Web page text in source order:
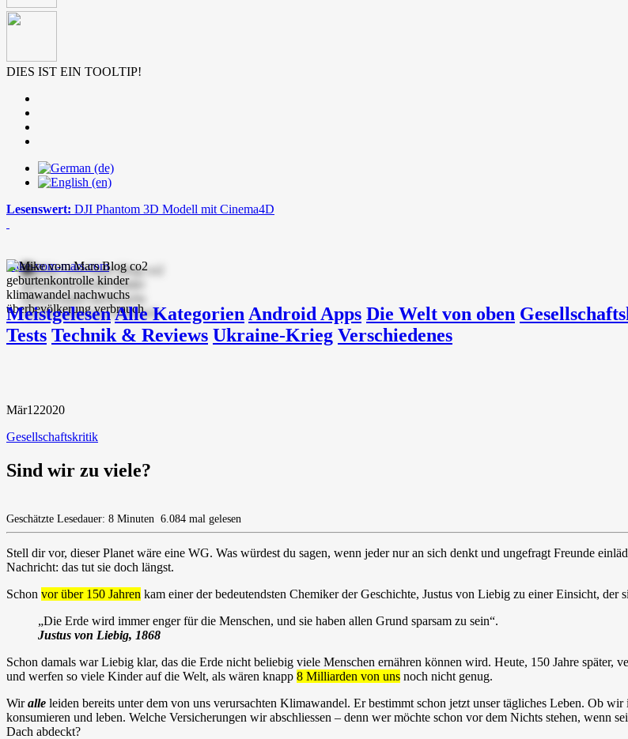
DIES IST EIN TOOLTIP!
Lesenswert: DJI Phantom 3D Modell mit Cinema4D
mike-vom-mars.com
MeistgelesenAlle Kategorien Android Apps Die Welt von oben
Tests Technik & Reviews Ukraine-Krieg Verschiedenes
Mär122020
Gesellschaftskritik
Sind wir zu viele?
Geschätzte Lesedauer: 8 Minuten 6.084 mal gelesen
Stell dir vor, dieser Planet wäre eine WG. Was würdest du sagen, wenn jeder nur an sich denkt und ungefragt Freunde
Nachricht: das tut sie doch längst.
Schon vor über 150 Jahren kam einer der bedeutendsten Chemiker der Geschichte, Justus von Liebig zu einer Einsicht,
„Die Erde wird immer enger für die Menschen, und sie haben allen Grund sparsam zu sein“.
Justus von Liebig, 1868
Schon damals war Liebig klar, das die Erde nicht beliebig viele Menschen ernähren können wird. Heute, 150 Jahre später,
und werfen so viele Kinder auf die Welt, als wären knapp 8 Milliarden von uns noch nicht genug.
Wiralle leiden bereits unter dem von uns verursachten Klimawandel. Er bestimmt schon jetzt unser tägliches Leben. Ob
konsumieren und leben. Welche Versicherungen wir abschliessen – denn wer möchte schon vor dem Nichts stehen, wenn
Dach abdeckt?